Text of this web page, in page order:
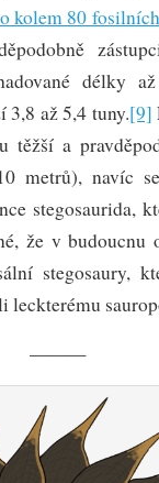
kolem 80
délky
až 5,4 tuny.[9]
těžší a
metrů), navíc
stegosaurida,
že v budoucnu
stegosaury,
———